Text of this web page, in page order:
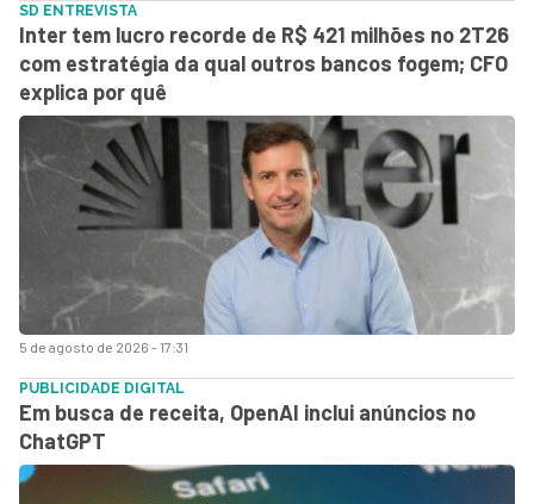
5 de agosto de 2026 - 17:31
SD ENTREVISTA
Inter tem lucro recorde de R$ 421 milhões no 2T26
com estratégia da qual outros bancos fogem; CFO
explica por quê
PUBLICIDADE DIGITAL
Em busca de receita, OpenAI inclui anúncios no
ChatGPT